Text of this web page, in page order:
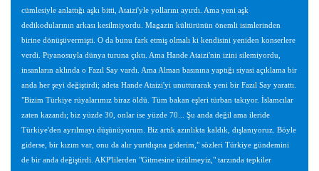
cümlesiyle anlattığı aşkı bitti, Ataizi'yle yollarını ayırdı. Ama yeni aşk
dedikodularının arkası kesilmiyordu. Magazin kültürünün önemli isimlerinden
birine dönüşüvermişti. O da bunu fark etmiş olmalı ki kendisini yeniden konserlere
verdi. Piyanosuyla dünya turuna çıktı. Ama Hande Ataizi'nin izini silemiyordu,
insanların aklında o Fazıl Say vardı. Ama Alman basınına yaptığı siyasi açıklama bir
anda her şeyi değiştirdi; adeta Hande Ataizi'yi unutturarak yeni bir Fazıl Say yarattı.
"Bizim Türkiye rüyalarımız biraz öldü. Tüm bakan eşleri türban takıyor. İslamcılar
zaten kazandı; biz yüzde 30, onlar ise yüzde 70... Şu anda değil ama ileride
Türkiye'den ayrılmayı düşünüyorum. Biz artık azınlıkta kaldık, dışlanıyoruz. Böyle
giderse, bir kızım var, onu da alır yurtdışına giderim," sözleri Türkiye gündemini
de bir anda değiştirdi. AKP'lilerden "Gitmesine üzülmeyiz," tarzında tepkiler